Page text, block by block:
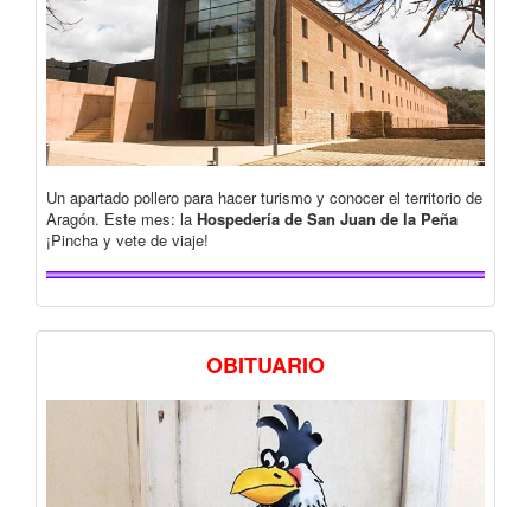
Un apartado pollero para hacer turismo y conocer el territorio de
Aragón. Este mes: la Hospedería de San Juan de la Peña
¡Pincha y vete de viaje!
OBITUARIO